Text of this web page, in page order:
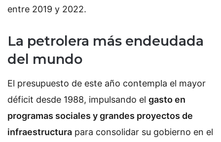
entre 2019 y 2022.
La petrolera más endeudada
del mundo
El presupuesto de este año contempla el mayor
déficit desde 1988, impulsando el gasto en
programas sociales y grandes proyectos de
infraestructura para consolidar su gobierno en el